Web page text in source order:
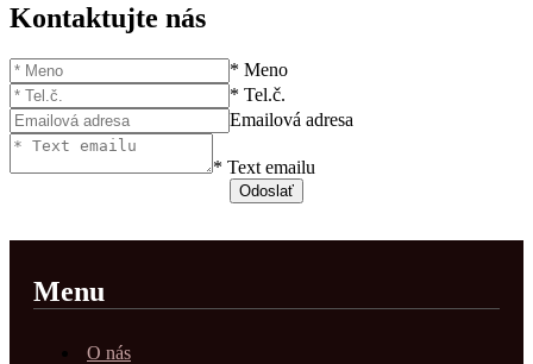
Kontaktujte nás
* Meno
* Tel.č.
Emailová adresa
* Text emailu
Menu
O nás